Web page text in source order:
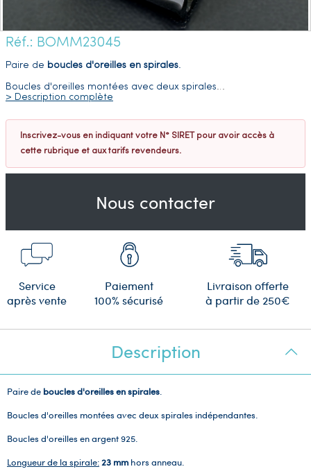
Réf.: BOMM23045
Paire de boucles d'oreilles en spirales.
Boucles d'oreilles montées avec deux spirales…
> Description complète
Inscrivez-vous en indiquant votre N° SIRET pour avoir accès à
cette rubrique et aux tarifs revendeurs.
Nous contacter
Service
après vente
Paiement
100% sécurisé
Livraison offerte
à partir de 250€
Description
Paire de boucles d'oreilles en spirales.
Boucles d'oreilles montées avec deux spirales indépendantes.
Boucles d'oreilles en argent 925.
Longueur de la spirale:23 mm hors anneau.